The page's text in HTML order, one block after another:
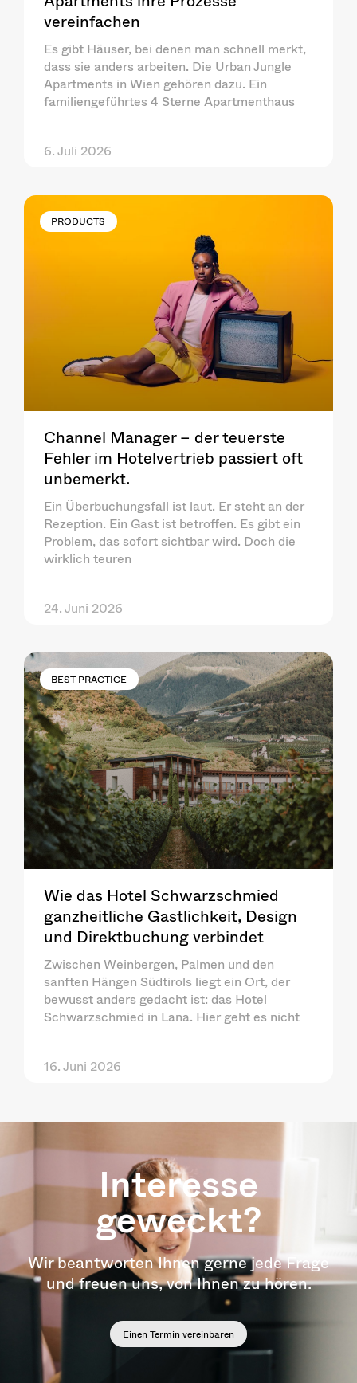
vereinfachen
Es gibt Häuser, bei denen man schnell merkt,
dass sie anders arbeiten. Die Urban Jungle
Apartments in Wien gehören dazu. Ein
familiengeführtes 4 Sterne Apartmenthaus
6. Juli 2026
PRODUCTS
Channel Manager – der teuerste
Fehler im Hotelvertrieb passiert oft
unbemerkt.
Ein Überbuchungsfall ist laut. Er steht an der
Rezeption. Ein Gast ist betroffen. Es gibt ein
Problem, das sofort sichtbar wird. Doch die
wirklich teuren
24. Juni 2026
BEST PRACTICE
Wie das Hotel Schwarzschmied
ganzheitliche Gastlichkeit, Design
und Direktbuchung verbindet
Zwischen Weinbergen, Palmen und den
sanften Hängen Südtirols liegt ein Ort, der
bewusst anders gedacht ist: das Hotel
Schwarzschmied in Lana. Hier geht es nicht
16. Juni 2026
Interesse
geweckt?
Wir beantworten Ihnen gerne jede Frage
und freuen uns, von Ihnen zu hören.
Einen Termin vereinbaren